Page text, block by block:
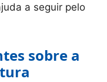
a seguir pelo
sobre a